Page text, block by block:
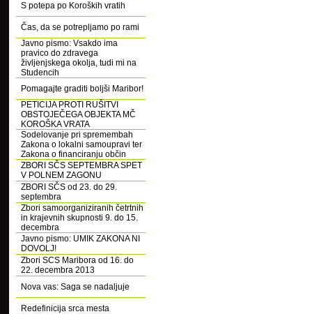
S potepa po Koroških vratih
Čas, da se potrepljamo po rami
Javno pismo: Vsakdo ima
pravico do zdravega
življenjskega okolja, tudi mi na
Studencih
Pomagajte graditi boljši Maribor!
PETICIJA PROTI RUŠITVI
OBSTOJEČEGA OBJEKTA MČ
KOROŠKA VRATA
Sodelovanje pri spremembah
Zakona o lokalni samoupravi ter
Zakona o financiranju občin
ZBORI SČS SEPTEMBRA SPET
V POLNEM ZAGONU
ZBORI SČS od 23. do 29.
septembra
Zbori samoorganiziranih četrtnih
in krajevnih skupnosti 9. do 15.
decembra
Javno pismo: UMIK ZAKONA NI
DOVOLJ!
Zbori SCS Maribora od 16. do
22. decembra 2013
Nova vas: Saga se nadaljuje
Redefinicija srca mesta